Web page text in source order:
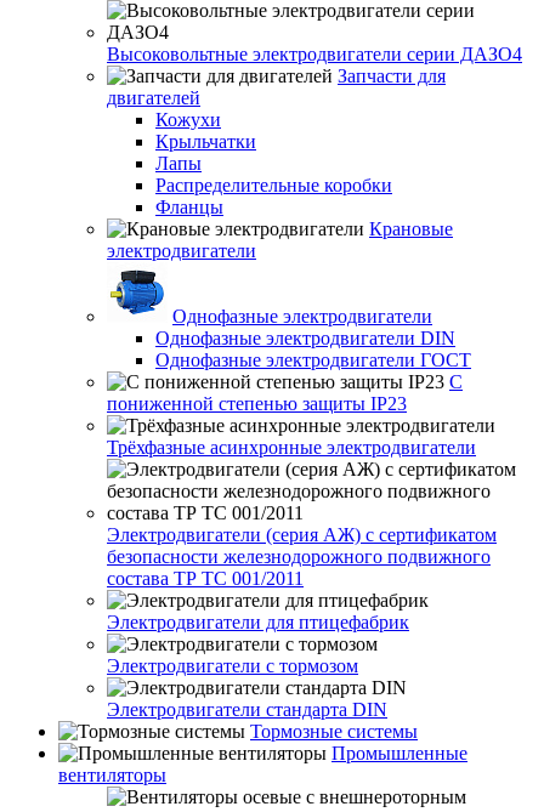
Высоковольтные электродвигатели серии ДАЗО4
Запчасти для
двигателей
Кожухи
Крыльчатки
Лапы
Распределительные коробки
Фланцы
Крановые
электродвигатели
Однофазные электродвигатели
Однофазные электродвигатели DIN
Однофазные электродвигатели ГОСТ
С
пониженной степенью защиты IP23
Трёхфазные асинхронные электродвигатели
Электродвигатели (серия АЖ) с сертификатом
безопасности железнодорожного подвижного
состава ТР ТС 001/2011
Электродвигатели для птицефабрик
Электродвигатели с тормозом
Электродвигатели стандарта DIN
Тормозные системы
Промышленные
вентиляторы